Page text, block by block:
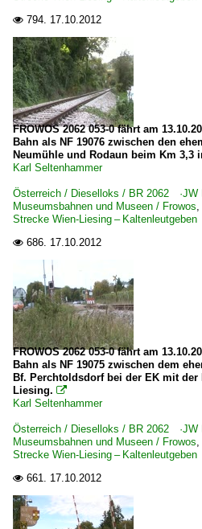
 794. 17.10.2012
FROWOS 2062 053-0 fährt am
Bahn als NF 19076 zwischen den
Neumühle und Rodaun beim Km 3,3
Karl Seltenhammer
Österreich / Dieselloks / BR 2062 ·JW
Museumsbahnen und Museen / Frowos,
Strecke Wien-Liesing –
 686. 17.10.2012
FROWOS 2062 053-0 fährt am
Bahn als NF 19075 zwischen dem
Bf. Perchtoldsdorf bei der EK mit der
Liesing. 
Karl Seltenhammer
Österreich / Dieselloks / BR 2062 ·JW
Museumsbahnen und Museen / Frowos,
Strecke Wien-Liesing –
 661. 17.10.2012